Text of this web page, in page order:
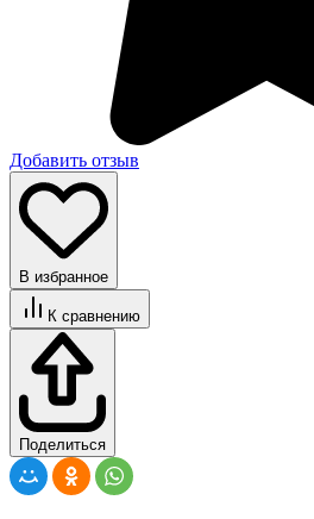
Добавить отзыв
В избранное
К сравнению
Поделиться